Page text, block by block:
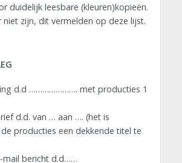
duidelijk leesbare (kleuren)kopieën.
niet zijn, dit vermelden op deze lijst.
d.d …………………. met producties 1
d.d. van … aan …. (het is
producties een dekkende titel te
mail bericht d.d……